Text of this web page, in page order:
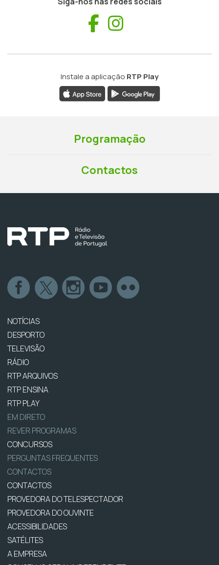
Facebook
Instale a aplicação RTP Play
Programação
Contactos
NOTÍCIAS
DESPORTO
TELEVISÃO
RÁDIO
RTP ARQUIVOS
RTP ENSINA
RTP PLAY
EM DIRETO
REVER PROGRAMAS
CONCURSOS
PERGUNTAS FREQUENTES
CONTACTOS
CONTACTOS
PROVEDORA DO TELESPECTADOR
PROVEDORA DO OUVINTE
ACESSIBILIDADES
SATÉLITES
A EMPRESA